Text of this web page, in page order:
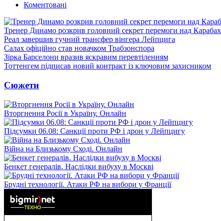
Коментовані
Тренер Динамо розкрив головний секрет перемоги над
Реал завершив гучний трансфер вінгера Лейпцига
Салах офіційно став новачком Трабзонспора
Зірка Барселони вразив яскравим перевтіленням
Тоттенгем підписав новий контракт із ключовим захисником
Сюжети
Вторгнення Росії в Україну. Онлайн
Підсумки 06.08: Санкції проти РФ і дрон у Лейпцигу
Війна на Близькому Сході. Онлайн
Бенкет генералів. Наслідки вибуху в Москві
Брудні технології. Атаки РФ на вибори у Франції